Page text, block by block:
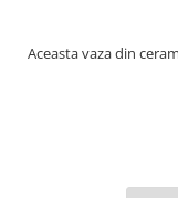
Aceasta vaza din